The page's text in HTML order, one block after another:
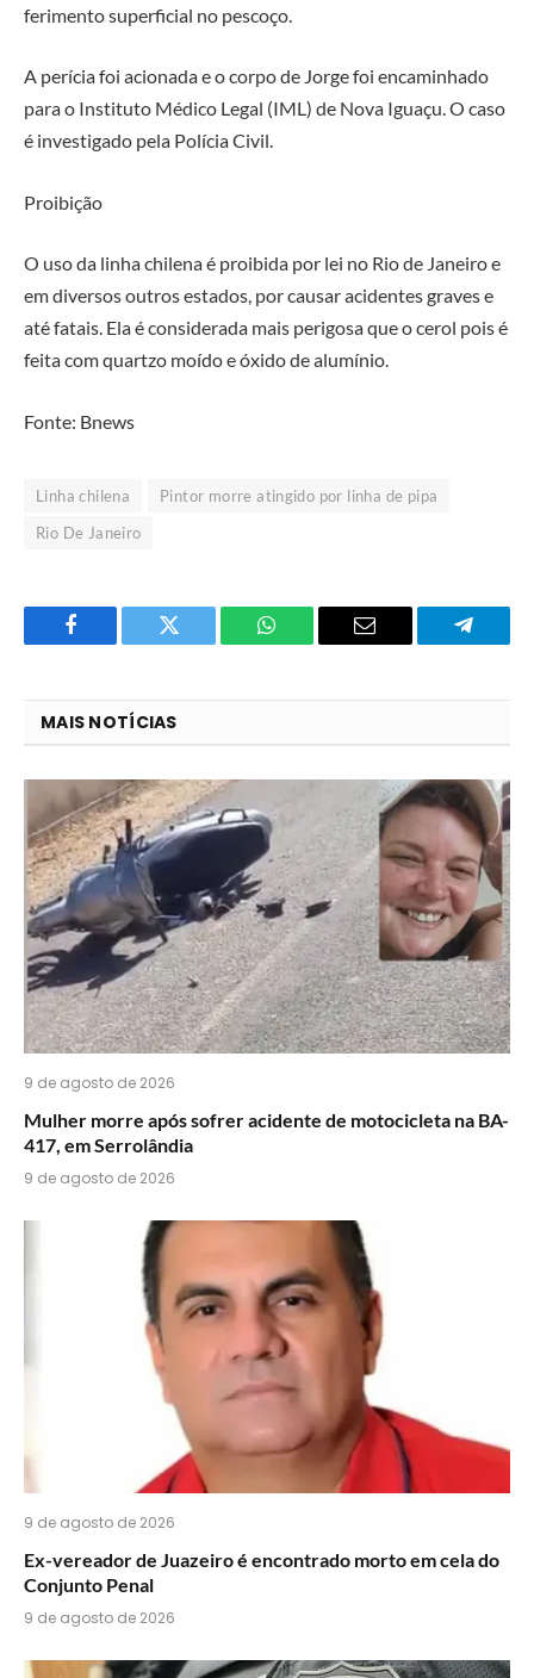
ferimento superficial no pescoço.
A perícia foi acionada e o corpo de Jorge foi encaminhado
para o Instituto Médico Legal (IML) de Nova Iguaçu. O caso
é investigado pela Polícia Civil.
Proibição
O uso da linha chilena é proibida por lei no Rio de Janeiro e
em diversos outros estados, por causar acidentes graves e
até fatais. Ela é considerada mais perigosa que o cerol pois é
feita com quartzo moído e óxido de alumínio.
Fonte: Bnews
Linha chilena
Pintor morre atingido por linha de pipa
Rio De Janeiro
Facebook Twitter
O
WhatsApp?
E-
MAIS NOTÍCIAS
9 de agosto de 2026
Mulher morre após sofrer acidente de motocicleta na BA-
417, em Serrolândia
9 de agosto de 2026
9 de agosto de 2026
Ex-vereador de Juazeiro é encontrado morto em cela do
Conjunto Penal
9 de agosto de 2026